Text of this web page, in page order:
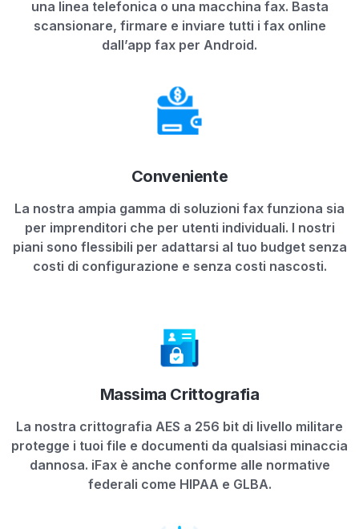
una linea telefonica o una macchina fax. Basta
scansionare, firmare e inviare tutti i fax online
dall’app fax per Android.
Conveniente
La nostra ampia gamma di soluzioni fax funziona sia
per imprenditori che per utenti individuali. I nostri
piani sono flessibili per adattarsi al tuo budget senza
costi di configurazione e senza costi nascosti.
Massima Crittografia
La nostra crittografia AES a 256 bit di livello militare
protegge i tuoi file e documenti da qualsiasi minaccia
dannosa. iFax è anche conforme alle normative
federali come HIPAA e GLBA.